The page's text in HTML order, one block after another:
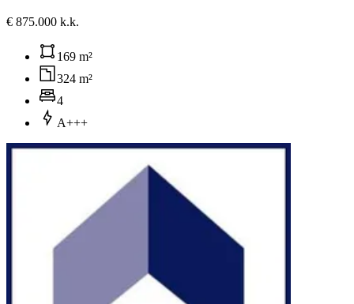
€ 875.000 k.k.
169 m²
324 m²
4
A+++